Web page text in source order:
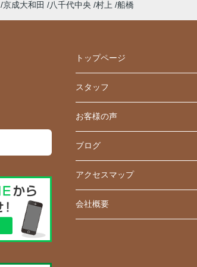
京成大和田 八千代中央 村上 船橋
トップページ
スタッフ
お客様の声
ブログ
アクセスマップ
会社概要